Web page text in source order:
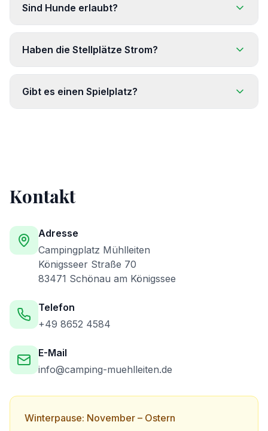
Sind Hunde erlaubt?
Haben die Stellplätze Strom?
Gibt es einen Spielplatz?
Kontakt
Adresse
Campingplatz Mühlleiten
Königsseer Straße 70
83471 Schönau am Königssee
Telefon
+49 8652 4584
E-Mail
info@camping-muehlleiten.de
Winterpause: November – Ostern